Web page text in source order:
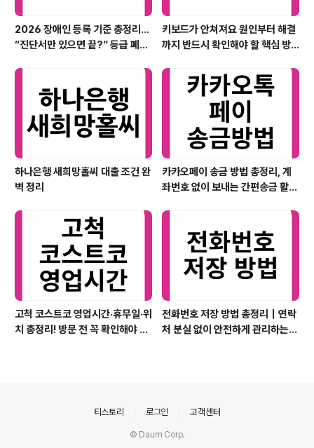
2026 장애인 등록 기준 총정리…
“진단서만 있으면 끝?” 등급 폐지
키보드가 안쳐져요 원인부터 해결
까지 반드시 확인해야 할 핵심 방
하나은행 새희망홀씨 대출 조건 완
벽 정리
카카오페이 송금 방법 총정리, 계
좌번호 없이 보내는 간편송금 활용
고척 코스트코 영업시간·휴무일·위
치 총정리! 방문 전 꼭 확인해야 할
전화번호 저장 방법 총정리｜연락
처 분실 없이 안전하게 관리하는
티스토리 로그인 고객센터
© Daum Corp.